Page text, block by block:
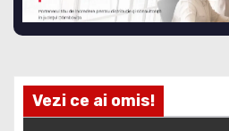
Vezi ce ai omis!